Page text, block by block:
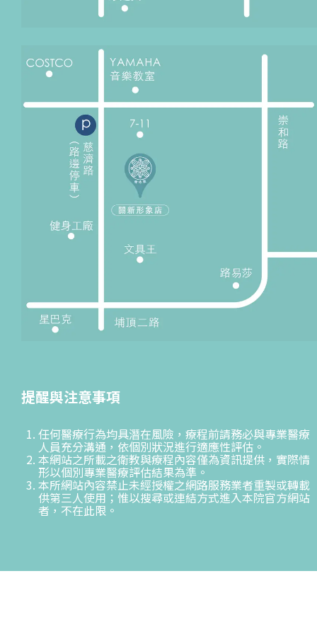
提醒與注意事項
任何醫療行為均具潛在風險，療程前請務必與專業醫療
人員充分溝通，依個別狀況進行適應性評估。
本網站之所載之衛教與療程內容僅為資訊提供，實際情
形以個別專業醫療評估結果為準。
本所網站內容禁止未經授權之網路服務業者重製或轉載
供第三人使用；惟以搜尋或連結方式進入本院官方網站
者，不在此限。